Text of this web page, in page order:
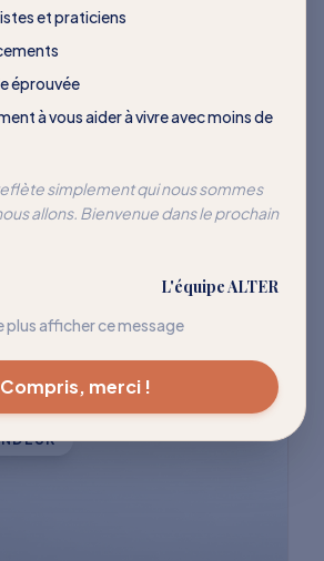
et praticiens
éprouvée
à vous aider à vivre avec moins de
simplement qui nous sommes
allons. Bienvenue dans le prochain
L'équipe ALTER
plus afficher ce message
Compris, merci !
qui
milliers de clients qui ont
leur corps pour cesser
déclencheurs courants.
tous les programmes